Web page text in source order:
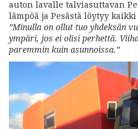
auton lavalle talviasuttavan
lämpöä ja Pesästä löytyy
”Minulla on ollut tuo yhdeksän
ympäri, jos ei olisi perhettä.
paremmin kuin asunnoissa.”